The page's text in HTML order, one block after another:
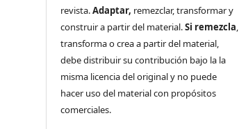
revista.Adaptar, remezclar, transformar y
construir a partir del material.Si remezcla,
transforma o crea a partir del material,
debe distribuir su contribución bajo la la
misma licencia del original y no puede
hacer uso del material con propósitos
comerciales.